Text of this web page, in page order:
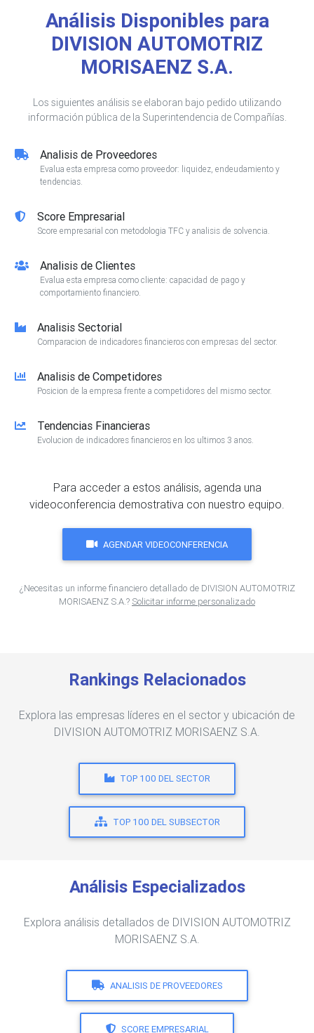
Análisis Disponibles para
DIVISION AUTOMOTRIZ
MORISAENZ S.A.
Los siguientes análisis se elaboran bajo pedido utilizando
información pública de la Superintendencia de Compañías.
Analisis de Proveedores
Evalua esta empresa como proveedor: liquidez, endeudamiento y
tendencias.
Score Empresarial
Score empresarial con metodologia TFC y analisis de solvencia.
Analisis de Clientes
Evalua esta empresa como cliente: capacidad de pago y
comportamiento financiero.
Analisis Sectorial
Comparacion de indicadores financieros con empresas del sector.
Analisis de Competidores
Posicion de la empresa frente a competidores del mismo sector.
Tendencias Financieras
Evolucion de indicadores financieros en los ultimos 3 anos.
Para acceder a estos análisis, agenda una
videoconferencia demostrativa con nuestro equipo.
AGENDAR VIDEOCONFERENCIA
¿Necesitas un informe financiero detallado de DIVISION AUTOMOTRIZ
MORISAENZ S.A.? Solicitar informe personalizado
Rankings Relacionados
Explora las empresas líderes en el sector y ubicación de
DIVISION AUTOMOTRIZ MORISAENZ S.A.
TOP 100 DEL SECTOR
TOP 100 DEL SUBSECTOR
Análisis Especializados
Explora análisis detallados de DIVISION AUTOMOTRIZ
MORISAENZ S.A.
ANALISIS DE PROVEEDORES
SCORE EMPRESARIAL